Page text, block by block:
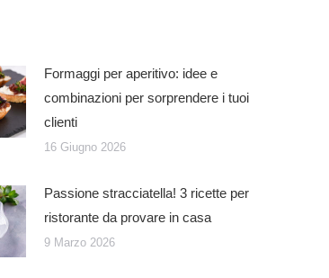
Formaggi per aperitivo: idee e
combinazioni per sorprendere i tuoi
clienti
16 Giugno 2026
Passione stracciatella! 3 ricette per
ristorante da provare in casa
9 Marzo 2026